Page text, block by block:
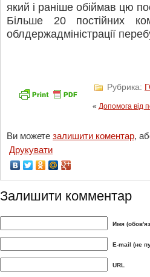
який і раніше обіймав цю
Більше 20 постійних
облдержадміністрації
Рубрика:
« Допомога від
Ви можете залишити коментар,
Друкувати
Залишити комментар
Имя
E-mail (не
URL